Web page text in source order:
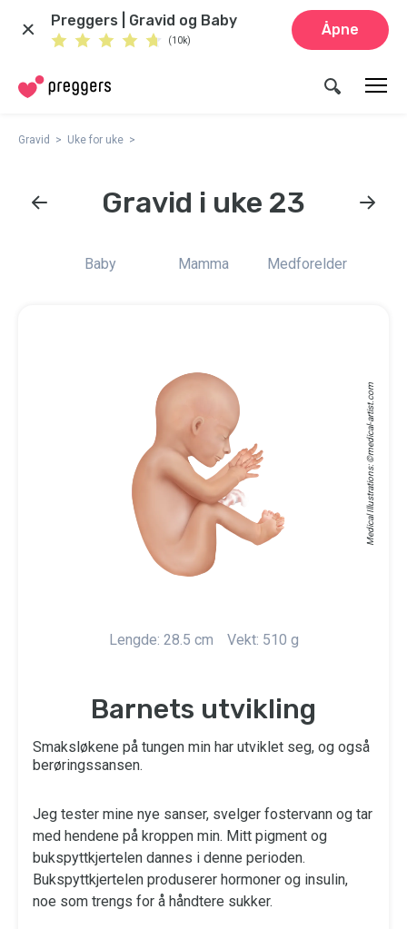
Preggers | Gravid og Baby
(10k)
Åpne
Gravid Uke for uke
Gravid i uke 23
Baby Mamma Medforelder
Medical Illustrations: ©
medical-artist.com
Lengde: 28.5 cm Vekt: 510 g
Barnets utvikling
Smaksløkene på tungen min har utviklet seg, og også
berøringssansen.
Jeg tester mine nye sanser, svelger fostervann og tar
med hendene på kroppen min. Mitt pigment og
bukspyttkjertelen dannes i denne perioden.
Bukspyttkjertelen produserer hormoner og insulin,
noe som trengs for å håndtere sukker.